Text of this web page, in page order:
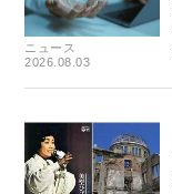
ニュース
2026.08.03